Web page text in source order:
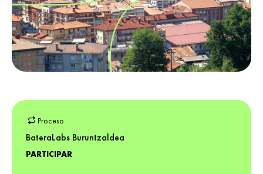
Proceso
BateraLabs Buruntzaldea
PARTICIPAR